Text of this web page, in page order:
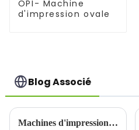
OPI- Machine
d'impression ovale
Blog Associé
Machines d'impression automatiques : l'avenir de l'impression efficace et de haute qualité